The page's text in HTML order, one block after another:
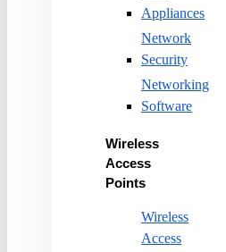
Appliances
Network
Security
Networking
Software
Wireless
Access
Points
Wireless
Access